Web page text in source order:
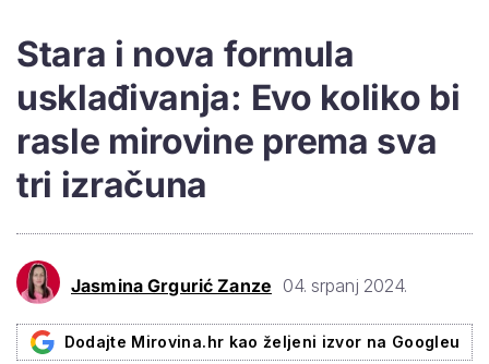
Stara i nova formula
usklađivanja: Evo koliko bi
rasle mirovine prema sva
tri izračuna
Jasmina Grgurić Zanze 04. srpanj 2024.
Dodajte Mirovina.hr kao željeni izvor na Googleu